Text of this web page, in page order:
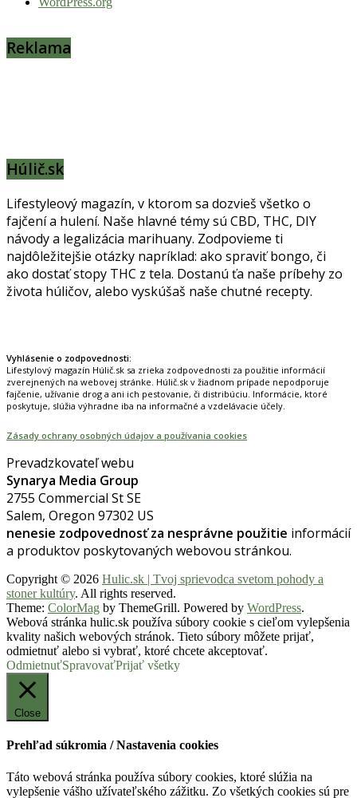
Reklama
Húlič.sk
Lifestyleový magazín, v ktorom sa dozvieš všetko o
fajčení a hulení. Naše hlavné témy sú CBD, THC, DIY
návody a legalizácia marihuany. Zodpovieme ti
najdôležitejšie otázky napríklad: ako spraviť bongo, či
ako dostať stopy THC z tela. Dostanú ťa naše príbehy zo
života húličov, alebo vyskúšaš naše chutné recepty.
Vyhlásenie o zodpovednosti:
Lifestylový magazín Húlič.sk sa zrieka zodpovednosti za použitie informácií
zverejnených na webovej stránke. Húlič.sk v žiadnom prípade nepodporuje
fajčenie, užívanie drog a ani ich pestovanie, či distribúciu. Informácie, ktoré
poskytuje, slúžia výhradne iba na informačné a vzdelávacie účely.
Zásady ochrany osobných údajov a používania cookies
Prevadzkovateľ webu
Synarya Media Group
2755 Commercial St SE
Salem, Oregon 97302 US
nenesie zodpovednosť za nesprávne použitie informácií
a produktov poskytovaných webovou stránkou.
Copyright © 2026 Hulic.sk | Tvoj sprievodca svetom pohody a
stoner kultúry. All rights reserved.
Theme: ColorMag by ThemeGrill. Powered by WordPress.
Webová stránka hulic.sk používa súbory cookie s cieľom vylepšenia
kvality našich webových stránok. Tieto súbory môžete prijať,
odmietnuť alebo si vybrať, ktoré chcete akceptovať.
OdmietnuťSpravovaťPrijať všetky
Close
Prehľad súkromia / Nastavenia cookies
Táto webová stránka používa súbory cookies, ktoré slúžia na
vylepšenie vášho užívateľského zážitku. Zo všetkých cookies sú pre